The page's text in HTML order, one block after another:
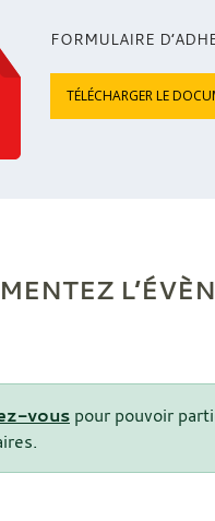
FORMULAIRE
TÉLÉCHARGER LE
vous pour pouvoir